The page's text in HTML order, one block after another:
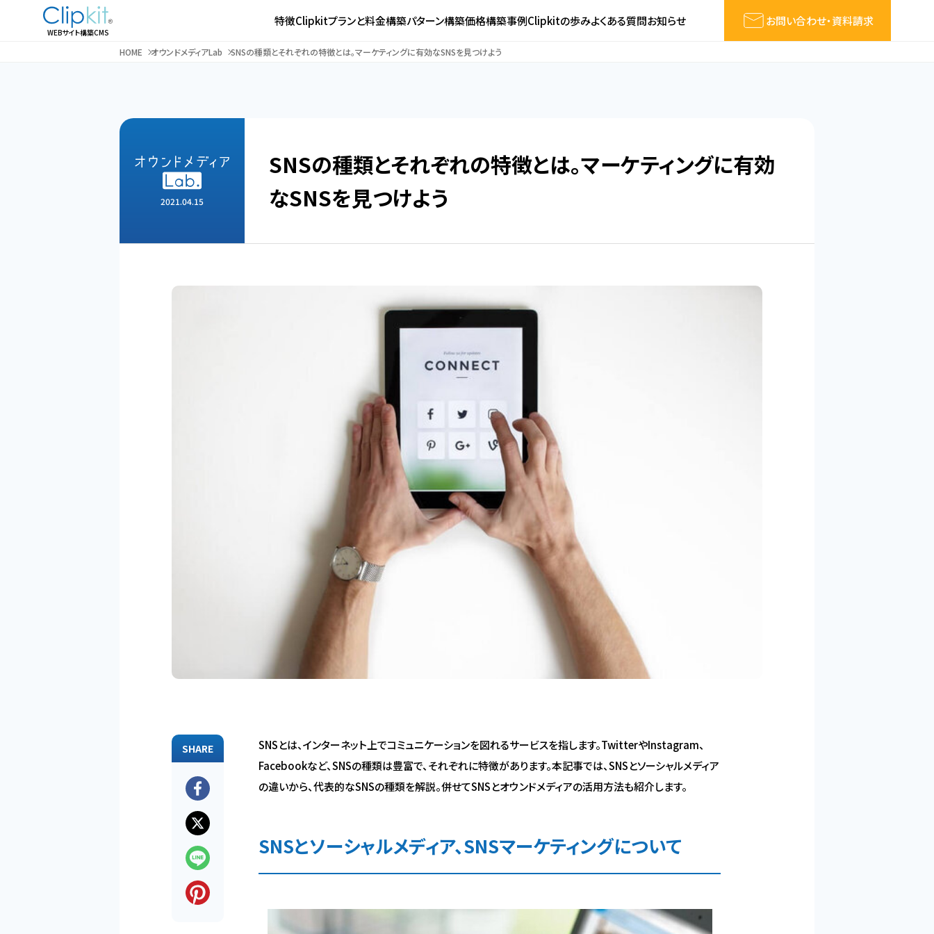
WEBサイト構築CMS
特徴Clipkitプランと料金構築パターン構築価格構築事例Clipkitの歩みよくある質問お知らせ お問い合わせ・資料請求
HOME オウンドメディアLab SNSの種類とそれぞれの特徴とは。マーケティングに有効なSNSを見つけよう
2021.04.15
SNSの種類とそれぞれの特徴とは。マーケティングに有効
なSNSを見つけよう
SHARE
SNSとは、インターネット上でコミュニケーションを図れるサービスを指します。TwitterやInstagram、
Facebookなど、SNSの種類は豊富で、それぞれに特徴があります。本記事では、SNSとソーシャルメディア
の違いから、代表的なSNSの種類を解説。併せてSNSとオウンドメディアの活用方法も紹介します。
SNSとソーシャルメディア、SNSマーケティングについて